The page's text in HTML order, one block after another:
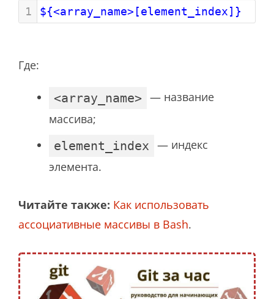
1 ${<array_name>[element_index]}
Где:
<array_name> — название
массива;
element_index — индекс
элемента.
Читайте также: Как использовать
ассоциативные массивы в Bash.